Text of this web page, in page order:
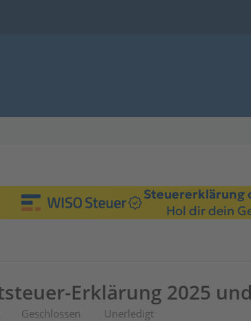
Steuererklärung
Hol dir dein
Erklärung 2025
Geschlossen Unerledigt